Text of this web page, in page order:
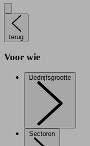
terug
Voor wie
Bedrijfsgrootte
Sectoren